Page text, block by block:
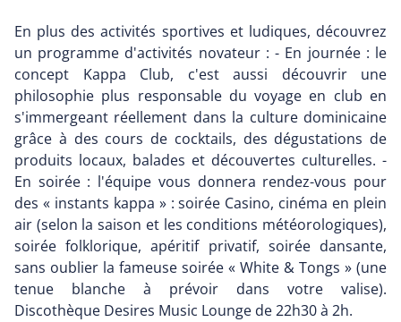
En plus des activités sportives et ludiques, découvrez
un programme d'activités novateur : - En journée : le
concept Kappa Club, c'est aussi découvrir une
philosophie plus responsable du voyage en club en
s'immergeant réellement dans la culture dominicaine
grâce à des cours de cocktails, des dégustations de
produits locaux, balades et découvertes culturelles. -
En soirée : l'équipe vous donnera rendez-vous pour
des « instants kappa » : soirée Casino, cinéma en plein
air (selon la saison et les conditions météorologiques),
soirée folklorique, apéritif privatif, soirée dansante,
sans oublier la fameuse soirée « White & Tongs » (une
tenue blanche à prévoir dans votre valise).
Discothèque Desires Music Lounge de 22h30 à 2h.